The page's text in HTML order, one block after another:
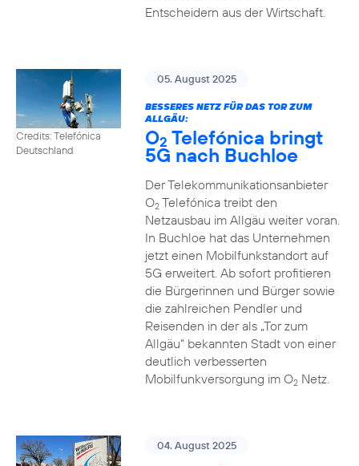
Entscheidern aus der Wirtschaft.
Credits: Telefónica
Deutschland
05. August 2025
BESSERES NETZ FÜR DAS TOR ZUM
ALLGÄU:
O2 Telefónica bringt
5G nach Buchloe
Der Telekommunikationsanbieter
O2Telefónica treibt den
Netzausbau im Allgäu weiter voran.
In Buchloe hat das Unternehmen
jetzt einen Mobilfunkstandort auf
5G erweitert. Ab sofort profitieren
die Bürgerinnen und Bürger sowie
die zahlreichen Pendler und
Reisenden in der als „Tor zum
Allgäu“ bekannten Stadt von einer
deutlich verbesserten
Mobilfunkversorgung im O2Netz.
04. August 2025